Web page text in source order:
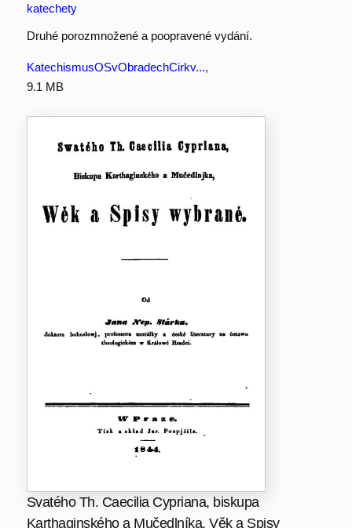
katechety
Druhé porozmnožené a poopravené vydání.
KatechismusOSvObradechCirkv...,
9.1 MB
Svatého Th. Caecilia Cypriana, biskupa
Karthaginského a Mučedlníka, Věk a Spisy